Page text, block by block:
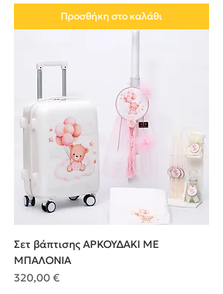
Προσθήκη στο καλάθι
Σετ βάπτισης ΑΡΚΟΥΔΑΚΙ ΜΕ
ΜΠΑΛΟΝΙΑ
Τιμή
320,00 €